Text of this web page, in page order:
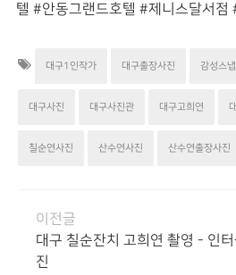
텔 #안동그랜드호텔 #제니스달서점
대구1인작가 대구출장사진 감성스냅
대구사진 대구사진관 대구고희연
칠순연사진 산수연사진 산수연출장사진
이전글
대구 칠순잔치 고희연 촬영 - 인
진